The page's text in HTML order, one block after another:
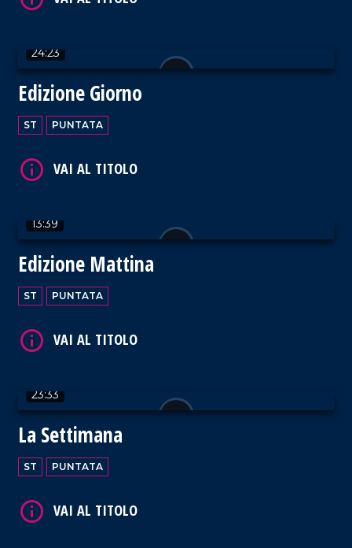
24:23
Edizione Giorno
ST PUNTATA
13:39
Edizione Mattina
ST PUNTATA
23:33
La Settimana
ST PUNTATA
VAI AL TITOLO